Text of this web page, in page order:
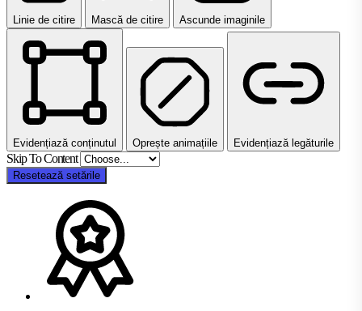
Linie de citire Mască de citire Ascunde imaginile
Evidențiază conținutul Oprește animațiile Evidențiază legăturile
Skip To Content
Resetează setările